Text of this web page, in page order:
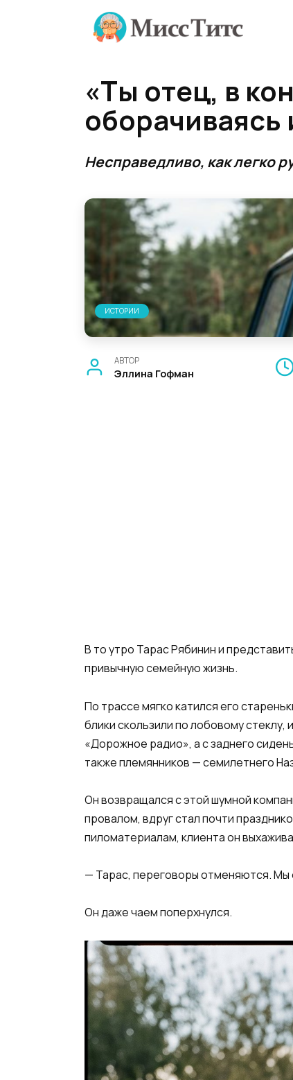
«Ты отец, в
Несправедливо, как легко
ИСТОРИИ
АВТОР
Эллина Гофман
В то утро Тарас Рябинин и
привычную семейную жизнь.
По трассе мягко катился его
блики скользили по лобовому
«Дорожное радио», а с заднего
также племянников — семилетнего
Он возвращался с этой шумной
провалом, вдруг стал почти
пиломатериалам, клиента он
— Тарас, переговоры отменяются. Мы
Он даже чаем поперхнулся.